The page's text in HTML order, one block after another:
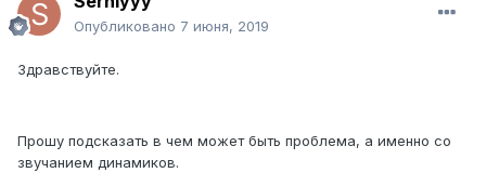
Опубликовано 7 июня, 2019
Здравствуйте.
Прошу подсказать в чем может быть проблема, а именно со
звучанием динамиков.